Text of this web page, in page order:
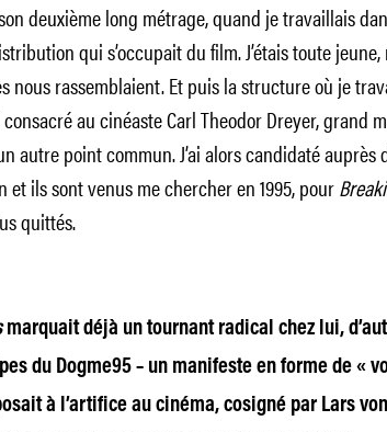
deuxième long métrage, quand je travaillais
qui s’occupait du film. J’étais toute jeune,
nous rassemblaient. Et puis la structure où je
au cinéaste Carl Theodor Dreyer, grand
autre point commun. J’ai alors candidaté auprès
et ils sont venus me chercher en 1995, pour
quittés.
marquait déjà un tournant radical chez lui,
du Dogme95 – un manifeste en forme de «
à l’artifice au cinéma, cosigné par Lars